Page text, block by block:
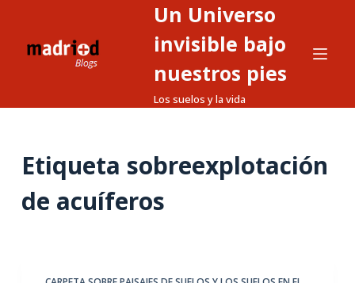
o
Un Universo
invisible bajo
nuestros pies
Los suelos y la vida
Etiqueta sobreexplotación
de acuíferos